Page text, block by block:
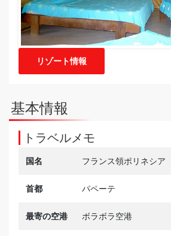
リゾート情報
基本情報
トラベルメモ
国名 フランス領ポリネシア
首都 パペーテ
最寄の空港 ボラボラ空港